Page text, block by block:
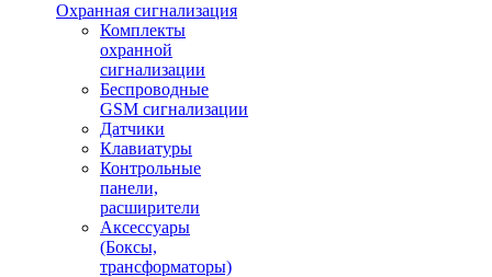
Охранная сигнализация
Комплекты
охранной
сигнализации
Беспроводные
GSM сигнализации
Датчики
Клавиатуры
Контрольные
панели,
расширители
Аксессуары
(Боксы,
трансформаторы)